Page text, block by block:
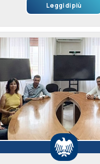
Leggi di più